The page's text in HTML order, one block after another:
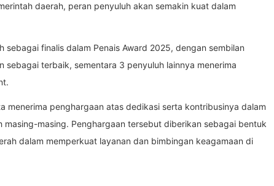
daerah, peran penyuluh akan semakin kuat dalam
sebagai finalis dalam Penais Award 2025, dengan sembilan
terbaik, sementara 3 penyuluh lainnya menerima
menerima penghargaan atas dedikasi serta kontribusinya dalam
masing. Penghargaan tersebut diberikan sebagai bentuk
dalam memperkuat layanan dan bimbingan keagamaan di